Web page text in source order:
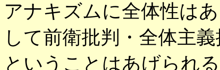
アナキズムに全体性は
して前衛批判・全体主
ということはあげられ